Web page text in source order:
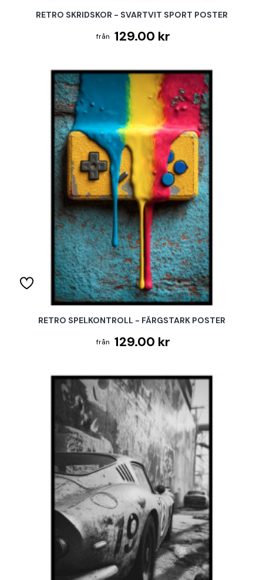
RETRO SKRIDSKOR - SVARTVIT SPORT POSTER
129.00 kr
RETRO SPELKONTROLL - FÄRGSTARK POSTER
129.00 kr